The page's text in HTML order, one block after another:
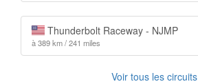
Thunderbolt Raceway - NJMP
à 389 km / 241 miles
Voir tous les circuits